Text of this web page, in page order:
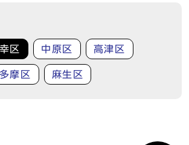
幸区 中原区 高津区
多摩区 麻生区